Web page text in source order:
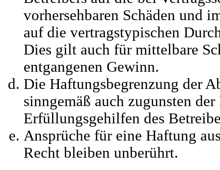
vorhersehbaren Schäden und
auf die vertragstypischen
Dies gilt auch für mittelbare
entgangenen Gewinn.
Die Haftungsbegrenzung der
sinngemäß auch zugunsten
Erfüllungsgehilfen des
Ansprüche für eine Haftung
Recht bleiben unberührt.